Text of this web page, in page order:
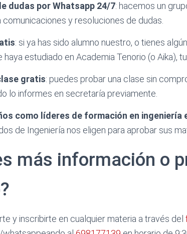
dudas por Whatsapp 24/7: hacemos un
comunicaciones y resoluciones de dudas.
: si ya has sido alumno nuestro, o tienes
estudiado en Academia Tenorio (o Aika),
gratis: puedes probar una clase sin
lo informes en secretaría previamente.
como líderes de formación en ingeniería
de Ingeniería nos eligen para aprobar sus
más información o
y inscribirte en cualquier materia a través del